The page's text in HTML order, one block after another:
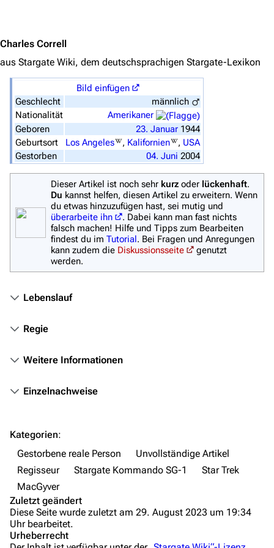
Stargate Origins
Stargate Infinity
Stargate-Romane
Das Stargate-Universum
Personen
Völker
Orte
Objekte
Zeitleiste
Hilfe
Wiki-Diskussion
Anfragen
Administrations-Übersicht
Löschantrag
Charles Correll
aus Stargate Wiki, dem deutschsprachigen Stargate-Lexikon
Bild einfügen
Geschlecht
männlich
Nationalität
Amerikaner
Geboren
23. Januar 1944
Geburtsort
Los Angeles , Kalifornien , USA
Gestorben
04. Juni 2004
Dieser Artikel ist noch sehr kurz oder lückenhaft.
Du kannst helfen, diesen Artikel zu erweitern. Wenn
du etwas hinzuzufügen hast, sei mutig und
überarbeite ihn
. Dabei kann man fast nichts
falsch machen! Hilfe und Tipps zum Bearbeiten
findest du im Tutorial. Bei Fragen und Anregungen
kann zudem die Diskussionsseite
genutzt
werden.
Lebenslauf
Regie
Weitere Informationen
Einzelnachweise
Kategorien:
Gestorbene reale Person
Unvollständige Artikel
Regisseur
Stargate Kommando SG-1
Star Trek
MacGyver
Zuletzt geändert
Diese Seite wurde zuletzt am 29. August 2023 um 19:34
Uhr bearbeitet.
Urheberrecht